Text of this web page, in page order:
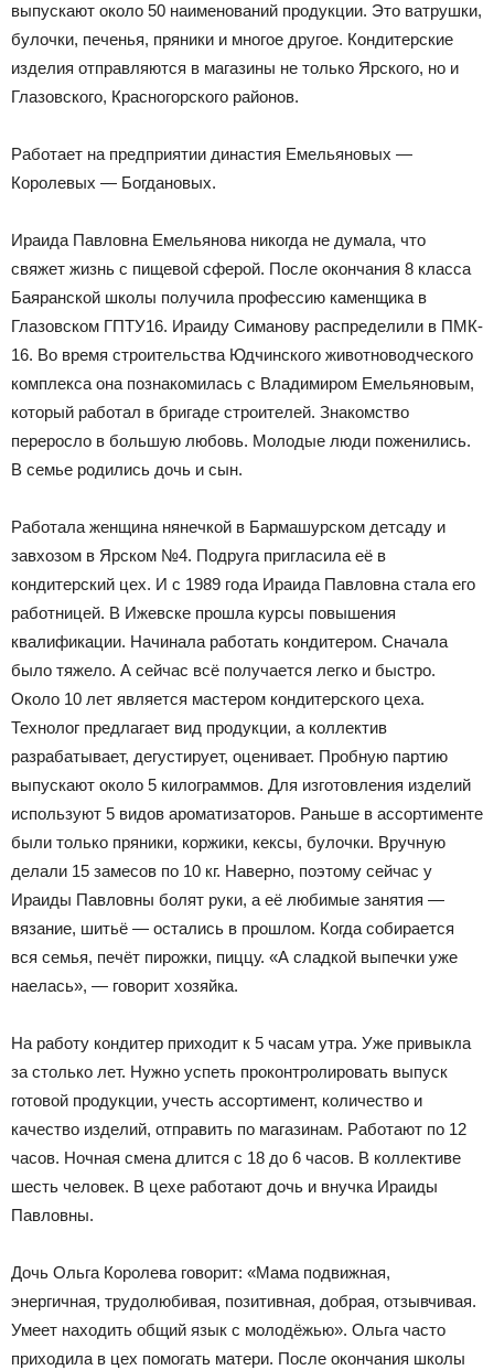
выпускают около 50 наименований продукции. Это ватрушки,
булочки, печенья, пряники и многое другое. Кондитерские
изделия отправляются в магазины не только Ярского, но и
Глазовского, Красногорского районов.
Работает на предприятии династия Емельяновых —
Королевых — Богдановых.
Ираида Павловна Емельянова никогда не думала, что
свяжет жизнь с пищевой сферой. После окончания 8 класса
Баяранской школы получила профессию каменщика в
Глазовском ГПТУ­16. Ираиду Симанову распределили в ПМК­
16. Во время строительства Юдчинского животноводческого
комплекса она познакомилась с Владимиром Емельяновым,
который работал в бригаде строителей. Знакомство
переросло в большую любовь. Молодые люди поженились.
В семье родились дочь и сын.
Работала женщина нянечкой в Бармашурском детсаду и
завхозом в Ярском №4. Подруга пригласила её в
кондитерский цех. И с 1989 года Ираида Павловна стала его
работницей. В Ижевске прошла курсы повышения
квалификации. Начинала работать кондитером. Сначала
было тяжело. А сейчас всё получается легко и быстро.
Около 10 лет является мастером кондитерского цеха.
Технолог предлагает вид продукции, а коллектив
разрабатывает, дегустирует, оценивает. Пробную партию
выпускают около 5 килограммов. Для изготовления изделий
используют 5 видов ароматизаторов. Раньше в ассортименте
были только пряники, коржики, кексы, булочки. Вручную
делали 15 замесов по 10 кг. Наверно, поэтому сейчас у
Ираиды Павловны болят руки, а её любимые занятия —
вязание, шитьё — остались в прошлом. Когда собирается
вся семья, печёт пирожки, пиццу. «А сладкой выпечки уже
наелась», — говорит хозяйка.
На работу кондитер приходит к 5 часам утра. Уже привыкла
за столько лет. Нужно успеть проконтролировать выпуск
готовой продукции, учесть ассортимент, количество и
качество изделий, отправить по магазинам. Работают по 12
часов. Ночная смена длится с 18 до 6 часов. В коллективе
шесть человек. В цехе работают дочь и внучка Ираиды
Павловны.
Дочь Ольга Королева говорит: «Мама подвижная,
энергичная, трудолюбивая, позитивная, добрая, отзывчивая.
Умеет находить общий язык с молодёжью». Ольга часто
приходила в цех помогать матери. После окончания школы